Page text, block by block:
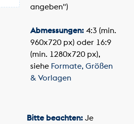
angeben")
Abmessungen:4:3 (min.
960x720 px) oder 16:9
(min. 1280x720 px),
siehe Formate, Größen
& Vorlagen
Bitte beachten:Je